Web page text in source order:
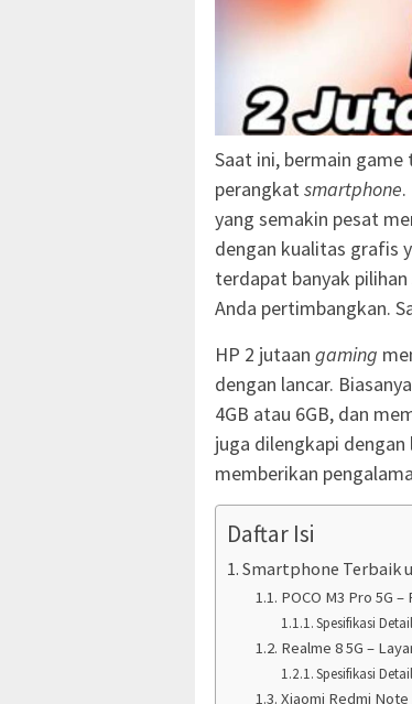
Saat ini, bermain
perangkatsmartphone
yang semakin pesat
dengan kualitas grafis
terdapat banyak pilihan
Anda pertimbangkan.
HP 2 jutaan gaming
dengan lancar.
4GB atau 6GB, dan
juga dilengkapi
memberikan
Daftar Isi
Smartphone Terbaik
POCO M3 Pro 5G
Spesifikasi Detail
Realme 8 5G –
Spesifikasi Detail
Xiaomi Redmi Note